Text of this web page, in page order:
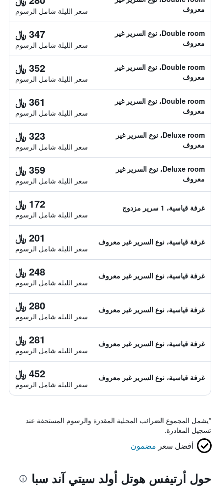
معروف
سعر الليلة شامل الرسوم
Double room، نوع السرير غير
معروف
347 ﷼
سعر الليلة شامل الرسوم
Double room، نوع السرير غير
معروف
352 ﷼
سعر الليلة شامل الرسوم
Double room، نوع السرير غير
معروف
361 ﷼
سعر الليلة شامل الرسوم
Deluxe room، نوع السرير غير
معروف
323 ﷼
سعر الليلة شامل الرسوم
Deluxe room، نوع السرير غير
معروف
359 ﷼
سعر الليلة شامل الرسوم
غرفة قياسية، 1 سرير مزدوج 172 ﷼
سعر الليلة شامل الرسوم
غرفة قياسية، نوع السرير غير معروف 201 ﷼
سعر الليلة شامل الرسوم
غرفة قياسية، نوع السرير غير معروف 248 ﷼
سعر الليلة شامل الرسوم
غرفة قياسية، نوع السرير غير معروف 280 ﷼
سعر الليلة شامل الرسوم
غرفة قياسية، نوع السرير غير معروف 281 ﷼
سعر الليلة شامل الرسوم
غرفة قياسية، نوع السرير غير معروف 452 ﷼
سعر الليلة شامل الرسوم
*يشمل المجموع الضرائب المحلية المقدرة والرسوم المستحقة عند
تسجيل المغادرة.
أفضل سعر مضمون
حول أرتيفس هوتل أولد سيتي آند سبا